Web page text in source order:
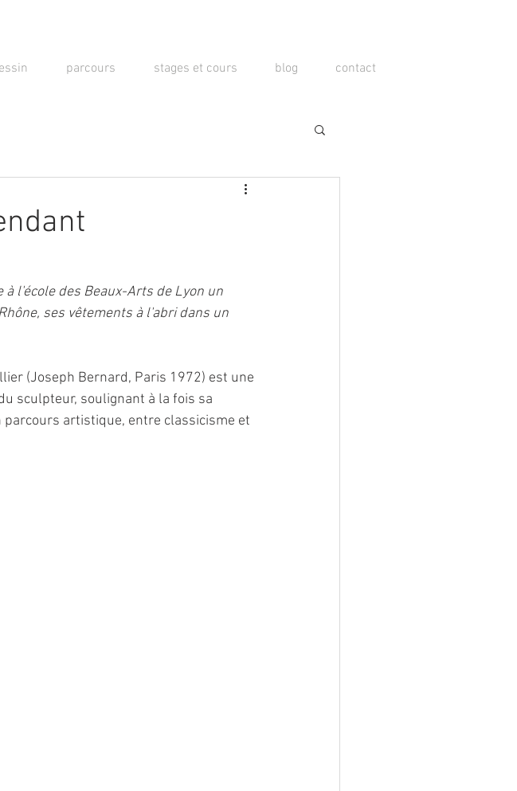
parcours stages et cours blog contact
l'école des Beaux-Arts de Lyon un
ses vêtements à l'abri dans un
(Joseph Bernard, Paris 1972) est une
sculpteur, soulignant à la fois sa
artistique, entre classicisme et